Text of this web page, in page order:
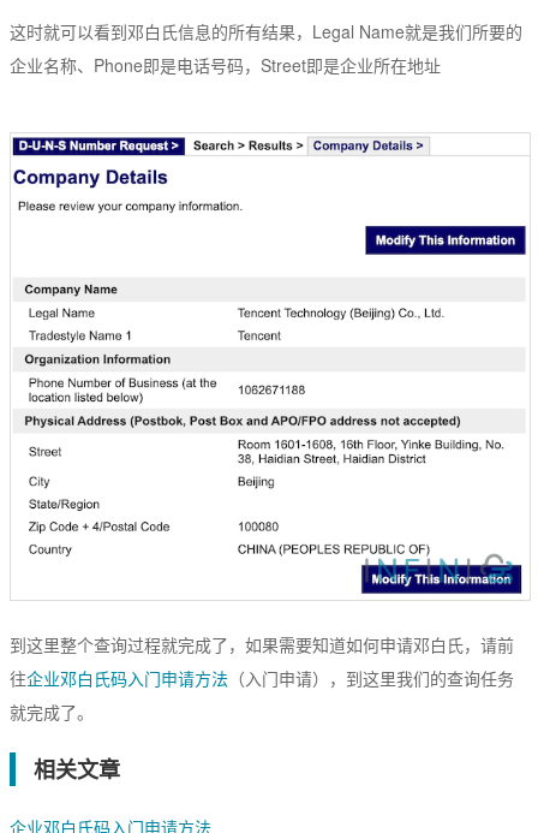
这时就可以看到邓白氏信息的所有结果，Legal Name就是我们所要的
企业名称、Phone即是电话号码，Street即是企业所在地址
到这里整个查询过程就完成了，如果需要知道如何申请邓白氏，请前
往企业邓白氏码入门申请方法 （入门申请），到这里我们的查询任务
就完成了。
相关文章
企业邓白氏码入门申请方法